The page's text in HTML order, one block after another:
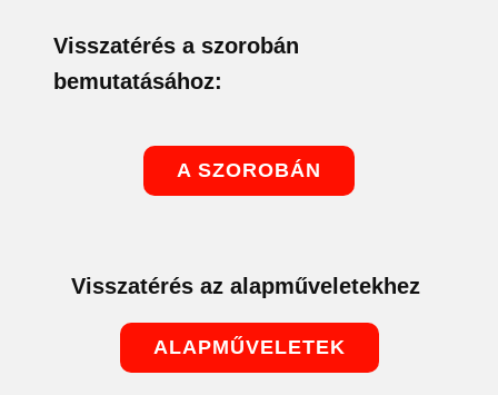
Visszatérés a szorobán
bemutatásához:
A SZOROBÁN
Visszatérés az alapműveletekhez
ALAPMŰVELETEK